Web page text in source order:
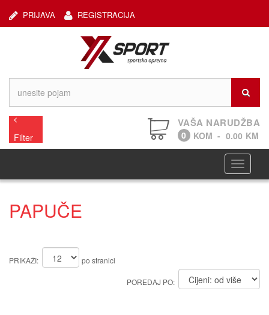
REGISTRACIJA
PRIJAVA
Filter
VAŠA NARUDŽBA
0 KOM - 0.00 KM
PAPUČE
PRIKAŽI: po stranici
POREDAJ PO: